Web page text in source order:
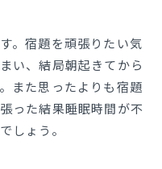
。宿題を頑張りたい気
い、結局朝起きてから
また思ったよりも宿題
った結果睡眠時間が不
しょう。